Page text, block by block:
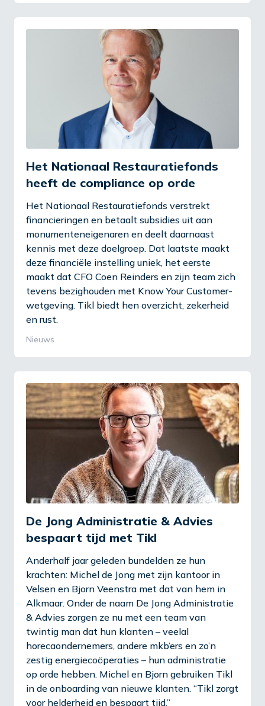
Het Nationaal Restauratiefonds
heeft de compliance op orde
Het Nationaal Restauratiefonds verstrekt
financieringen en betaalt subsidies uit aan
monumenteneigenaren en deelt daarnaast
kennis met deze doelgroep. Dat laatste maakt
deze financiële instelling uniek, het eerste
maakt dat CFO Coen Reinders en zijn team zich
tevens bezighouden met Know Your Customer-
wetgeving. Tikl biedt hen overzicht, zekerheid
en rust.
Nieuws
De Jong Administratie & Advies
bespaart tijd met Tikl
Anderhalf jaar geleden bundelden ze hun
krachten: Michel de Jong met zijn kantoor in
Velsen en Bjorn Veenstra met dat van hem in
Alkmaar. Onder de naam De Jong Administratie
& Advies zorgen ze nu met een team van
twintig man dat hun klanten – veelal
horecaondernemers, andere mkb’ers en zo’n
zestig energiecoöperaties – hun administratie
op orde hebben. Michel en Bjorn gebruiken Tikl
in de onboarding van nieuwe klanten. “Tikl zorgt
voor helderheid en bespaart tijd.”